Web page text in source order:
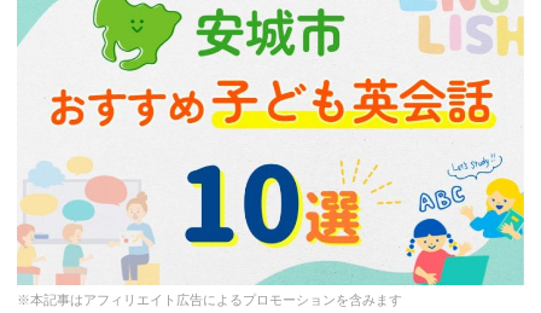
※本記事はアフィリエイト広告によるプロモーションを含みます